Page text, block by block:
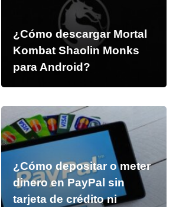
¿Cómo descargar Mortal
Kombat Shaolin Monks
para Android?
¿Cómo depositar o meter
dinero en PayPal sin
tarjeta de crédito ni